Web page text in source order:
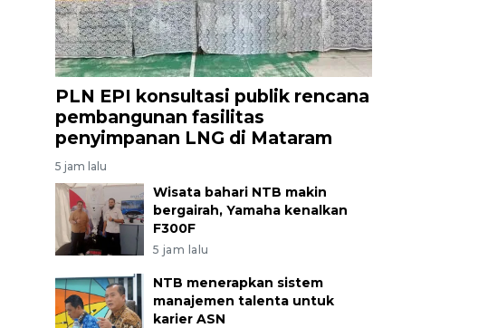
PLN EPI konsultasi publik rencana
pembangunan fasilitas
penyimpanan LNG di Mataram
5 jam lalu
Wisata bahari NTB makin
bergairah, Yamaha kenalkan
F300F
5 jam lalu
NTB menerapkan sistem
manajemen talenta untuk
karier ASN